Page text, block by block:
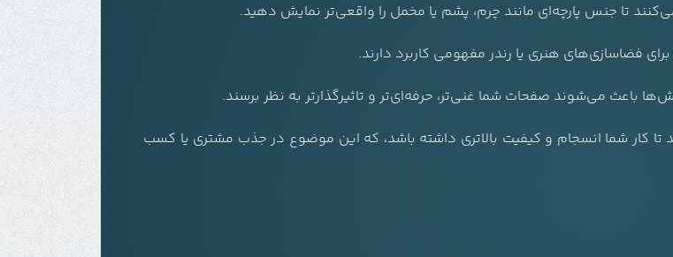
تا جنس پارچه‌ای مانند چرم، پشم یا مخمل را واقعی‌تر نمایش دهید.
فضاسازی‌های هنری یا رندر مفهومی کاربرد دارند.
باعث می‌شوند صفحات شما غنی‌تر، حرفه‌ای‌تر و تاثیرگذارتر به نظر برسند.
کار شما انسجام و کیفیت بالاتری داشته باشد، که این موضوع در جذب مشتری یا کسب